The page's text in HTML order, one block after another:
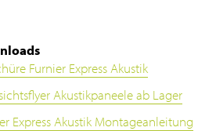
Furnier Express Akustik
Akustikpaneele ab Lager
Express Akustik Montageanleitung